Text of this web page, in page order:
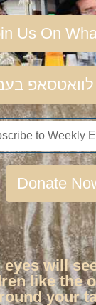
Us On
Donate
will
like the
your